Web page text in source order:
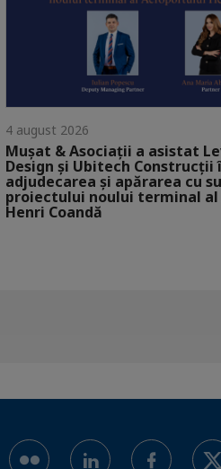
4 august 2026
Mușat & Asociații a asistat
Design și Ubitech Construcții
adjudecarea și apărarea cu
proiectului noului terminal
Henri Coandă